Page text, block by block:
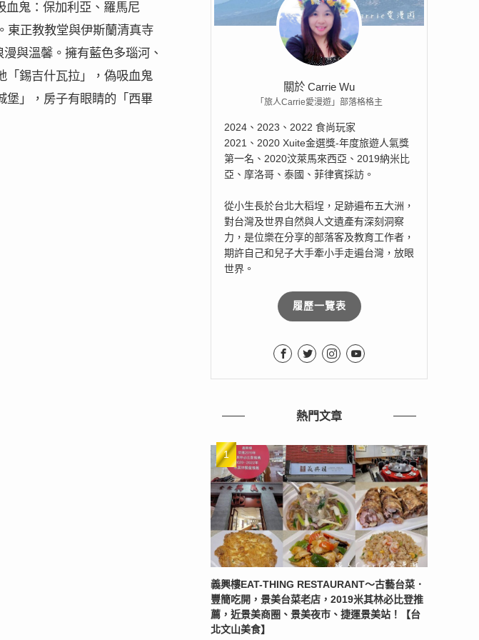
血鬼：保加利亞、羅馬尼
東正教教堂與伊斯蘭清真寺
與溫馨。擁有藍色多瑙河、
「錫吉什瓦拉」，偽吸血鬼
堡」，房子有眼睛的「西畢
關於 Carrie Wu
「旅人Carrie愛漫遊」部落格格主
2024、2023、2022 食尚玩家
2021、2020 Xuite金選獎-年度旅遊人氣獎
第一名、2020汶萊馬來西亞、2019納米比
亞、摩洛哥、泰國、菲律賓採訪。
從小生長於台北大稻埕，足跡遍布五大洲，
對台灣及世界自然與人文遺產有深刻洞察
力，是位樂在分享的部落客及教育工作者，
期許自己和兒子大手牽小手走遍台灣，放眼
世界。
履歷一覽表
熱門文章
義興樓EAT-THING RESTAURANT〜古藝台菜．
豐簡吃開，景美台菜老店，2019米其林必比登推
薦，近景美商圈、景美夜市、捷運景美站！【台
北文山美食】